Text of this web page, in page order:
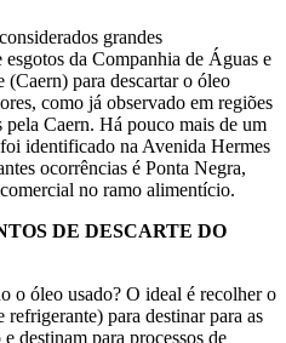
grandes
da Companhia de Águas e
para descartar o óleo
como já observado em regiões
pela Caern. Há pouco mais de um
identificado na Avenida Hermes
ocorrências é Ponta Negra,
no ramo alimentício.
DE DESCARTE DO
o óleo usado? O ideal é recolher o
refrigerante) para destinar para as
destinam para processos de